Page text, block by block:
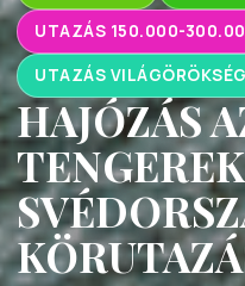
UTAZÁS 150.000-
UTAZÁS
HAJÓZÁS